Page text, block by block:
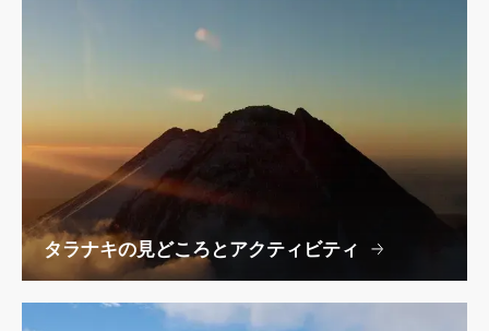
タラナキの見どころとアクティビティ